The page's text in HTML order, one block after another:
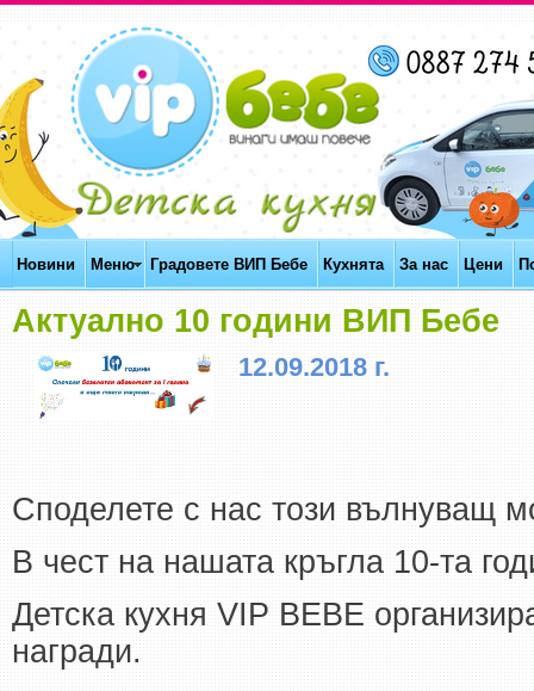
Новини Меню Градовете ВИП Бебе Кухнята За нас Цени
Актуално 10 години ВИП Бебе
12.09.2018 г.
Споделете с нас този вълнуващ
В чест на нашата кръгла 10-та
Детска кухня VIP BEBE
награди.